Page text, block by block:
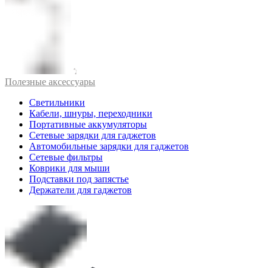
Полезные аксессуары
Светильники
Кабели, шнуры, переходники
Портативные аккумуляторы
Сетевые зарядки для гаджетов
Автомобильные зарядки для гаджетов
Сетевые фильтры
Коврики для мыши
Подставки под запястье
Держатели для гаджетов